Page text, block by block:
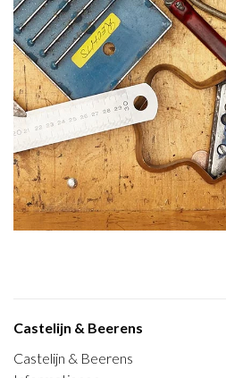
Castelijn & Beerens
Castelijn & Beerens